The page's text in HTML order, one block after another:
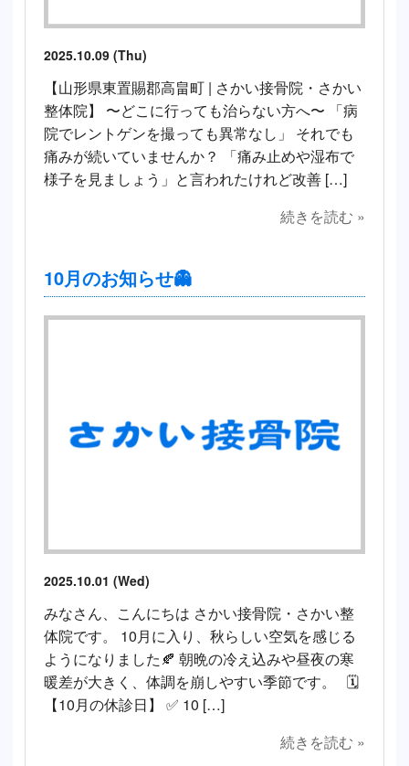
2025.10.09 (Thu)
【山形県東置賜郡高畠町 | さかい接骨院・さかい
整体院】 〜どこに行っても治らない方へ〜 「病
院でレントゲンを撮っても異常なし」 それでも
痛みが続いていませんか？ 「痛み止めや湿布で
様子を見ましょう」と言われたけれど改善 […]
続きを読む »
10月のお知らせ👻
2025.10.01 (Wed)
みなさん、こんにちは さかい接骨院・さかい整
体院です。 10月に入り、秋らしい空気を感じる
ようになりました🍂 朝晩の冷え込みや昼夜の寒
暖差が大きく、体調を崩しやすい季節です。 🗓
【10月の休診日】 ✅ 10 […]
続きを読む »